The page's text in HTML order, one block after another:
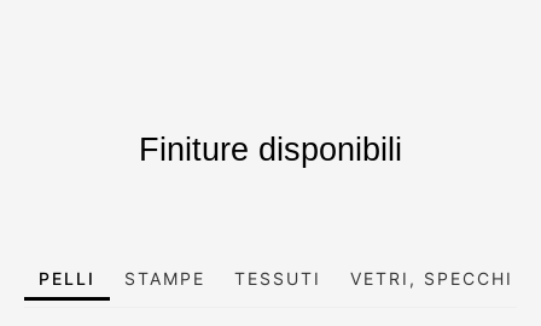
Finiture disponibili
PELLI STAMPE TESSUTI VETRI, SPECCHI E